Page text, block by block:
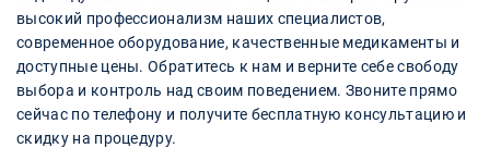
высокий профессионализм наших специалистов,
современное оборудование, качественные медикаменты и
доступные цены. Обратитесь к нам и верните себе свободу
выбора и контроль над своим поведением. Звоните прямо
сейчас по телефону и получите бесплатную консультацию и
скидку на процедуру.